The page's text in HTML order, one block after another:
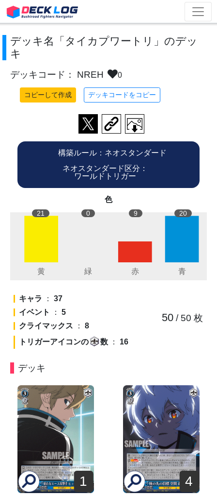
デッキ名「タイカプワートリ」のデッ
キ
デッキコード： NREH 0
コピーして作成 デッキコードをコピー
構築ルール：ネオスタンダード
ネオスタンダード区分：
ワールドトリガー
色
21 0 9 20
キャラ ： 37
イベント
： 5
クライマックス ： 8
トリガーアイコンの
数 ： 16
50/ 50 枚
デッキ
1 4